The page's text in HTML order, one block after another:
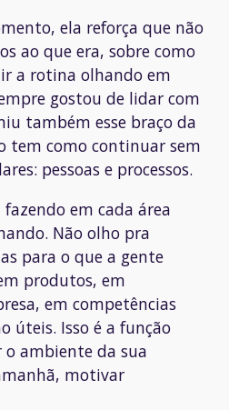
ela reforça que não
ao que era, sobre como
a rotina olhando em
gostou de lidar com
também esse braço da
tem como continuar sem
pessoas e processos.
fazendo em cada área
Não olho pra
para o que a gente
produtos, em
em competências
úteis. Isso é a função
ambiente da sua
motivar